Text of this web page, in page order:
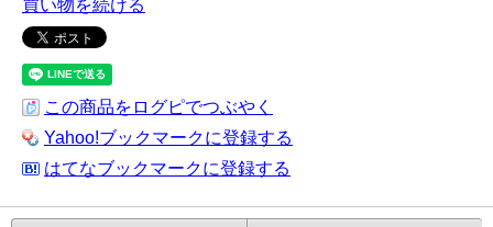
買い物を続ける
この商品をログピでつぶやく
Yahoo!ブックマークに登録する
はてなブックマークに登録する